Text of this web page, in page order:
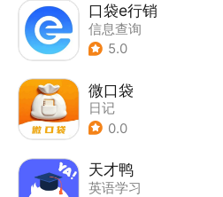
口袋e行销
信息查询
5.0
微口袋
日记
0.0
天才鸭
英语学习